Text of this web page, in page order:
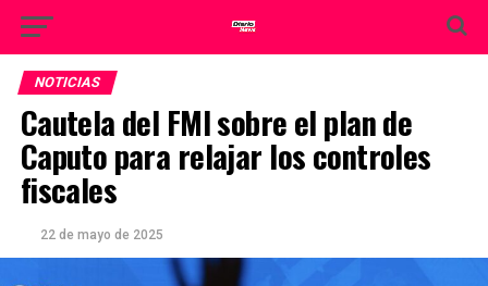
NOTICIAS
Cautela del FMI sobre el plan de
Caputo para relajar los controles
fiscales
22 de mayo de 2025